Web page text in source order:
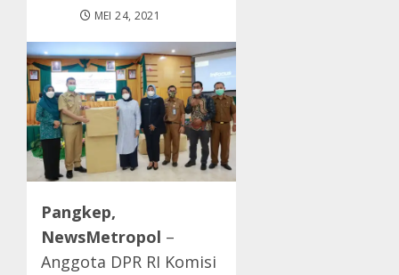
MEI 24, 2021
Pangkep,
NewsMetropol –
Anggota DPR RI Komisi